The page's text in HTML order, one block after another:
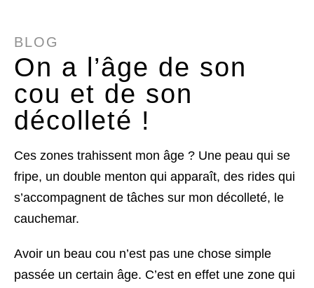
BLOG
On a l’âge de son
cou et de son
décolleté !
Ces zones trahissent mon âge ? Une peau qui se
fripe, un double menton qui apparaît, des rides qui
s’accompagnent de tâches sur mon décolleté, le
cauchemar.
Avoir un beau cou n’est pas une chose simple
passée un certain âge. C’est en effet une zone qui